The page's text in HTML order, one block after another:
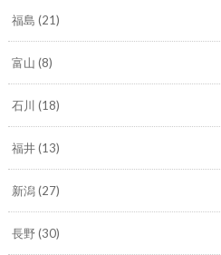
福島 (21)
富山 (8)
石川 (18)
福井(13)
新潟(27)
長野(30)